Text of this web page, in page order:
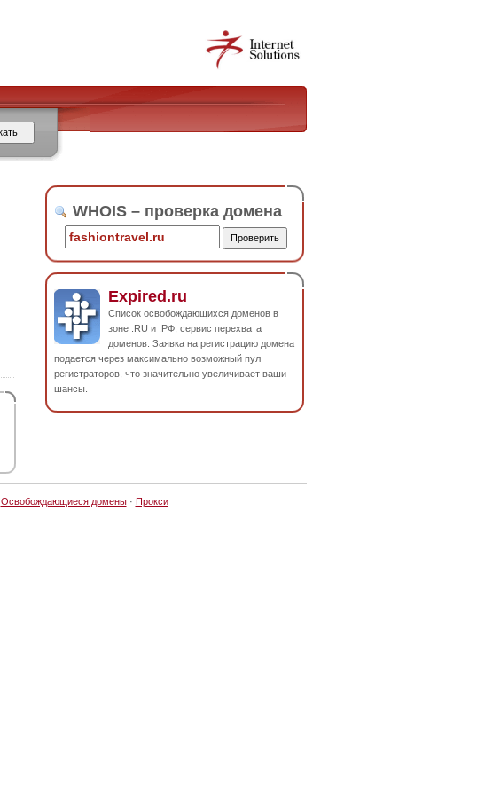
WHOIS – проверка домена
Expired.ru
Список освобождающихся доменов в
зоне .RU и .РФ, сервис перехвата
доменов. Заявка на регистрацию домена
подается через максимально возможный пул
регистраторов, что значительно увеличивает ваши
шансы.
Освобождающиеся домены· Прокси